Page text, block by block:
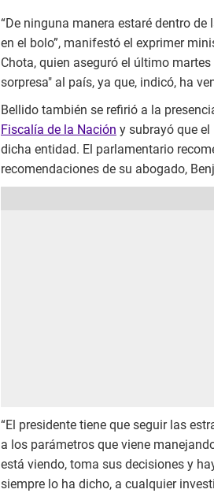
“De ninguna manera estaré dentro de
en el bolo”, manifestó el exprimer
Chota, quien aseguró el último
sorpresa" al país, ya que, indicó, ha
Bellido también se refirió a la
Fiscalía de la Nación y subrayó que
dicha entidad. El parlamentario
recomendaciones de su abogado,
“El presidente tiene que seguir las
a los parámetros que viene
está viendo, toma sus decisiones y
siempre lo ha dicho, a cualquier